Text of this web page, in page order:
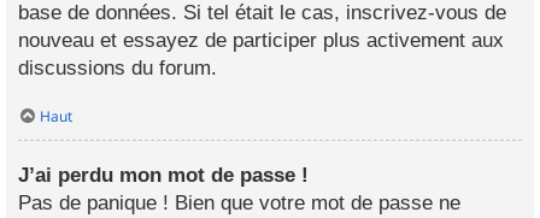
base de données. Si tel était le cas, inscrivez-vous de
nouveau et essayez de participer plus activement aux
discussions du forum.
Haut
J’ai perdu mon mot de passe !
Pas de panique ! Bien que votre mot de passe ne